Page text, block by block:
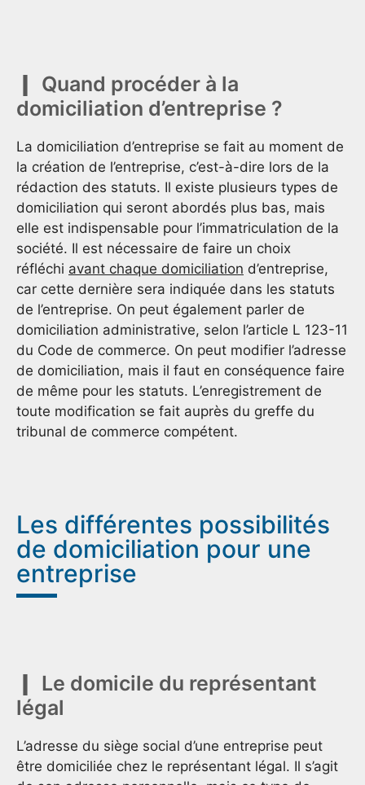
Quand procéder à la
domiciliation d’entreprise ?
La domiciliation d’entreprise se fait au moment de
la création de l’entreprise, c’est-à-dire lors de la
rédaction des statuts. Il existe plusieurs types de
domiciliation qui seront abordés plus bas, mais
elle est indispensable pour l’immatriculation de la
société. Il est nécessaire de faire un choix
réfléchi avant chaque domiciliation d’entreprise,
car cette dernière sera indiquée dans les statuts
de l’entreprise. On peut également parler de
domiciliation administrative, selon l’article L 123-11
du Code de commerce. On peut modifier l’adresse
de domiciliation, mais il faut en conséquence faire
de même pour les statuts. L’enregistrement de
toute modification se fait auprès du greffe du
tribunal de commerce compétent.
Les différentes possibilités
de domiciliation pour une
entreprise
Le domicile du représentant
légal
L’adresse du siège social d’une entreprise peut
être domiciliée chez le représentant légal. Il s’agit